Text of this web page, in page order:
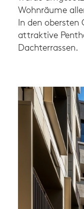
Wohnräume
In den obersten
attraktive
Dachterrassen.